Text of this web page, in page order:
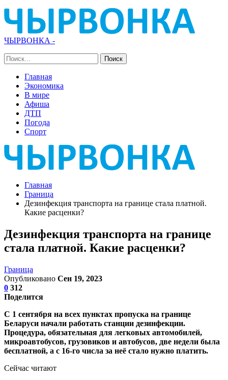
ЧЫРВОНКА -
Главная
Экономика
В мире
Афиша
ДТП
Погода
Спорт
Главная
Граница
Дезинфекция транспорта на границе стала платной.
Какие расценки?
Дезинфекция транспорта на границе
стала платной. Какие расценки?
Граница
Опубликовано Сен 19, 2023
0 312
Поделится
С 1 сентября на всех пунктах пропуска на границе
Беларуси начали работать станции дезинфекции.
Процедура, обязательная для легковых автомобилей,
микроавтобусов, грузовиков и автобусов, две недели была
бесплатной, а с 16-го числа за неё стало нужно платить.
Сейчас читают